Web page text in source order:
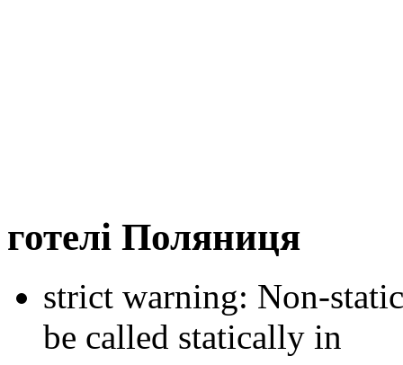
готелі Поляниця
strict warning: Non-
be called statically in